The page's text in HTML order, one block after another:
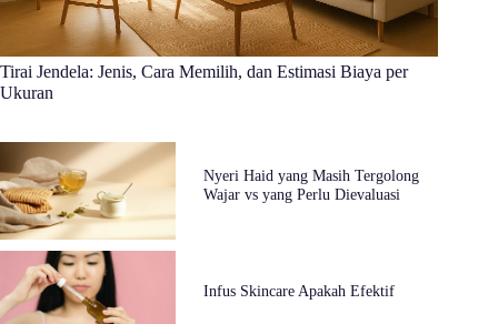
Tirai Jendela: Jenis, Cara Memilih, dan Estimasi Biaya per
Ukuran
Nyeri Haid yang Masih Tergolong
Wajar vs yang Perlu Dievaluasi
Infus Skincare Apakah Efektif